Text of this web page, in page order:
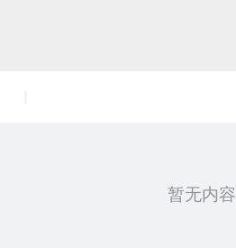
暂无内容